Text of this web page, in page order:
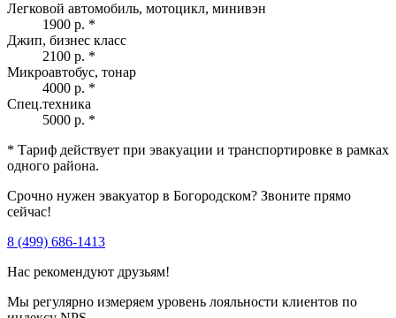
Легковой автомобиль, мотоцикл, минивэн
1900 р. *
Джип, бизнес класс
2100 р. *
Микроавтобус, тонар
4000 р. *
Спец.техника
5000 р. *
* Тариф действует при эвакуации и транспортировке в рамках
одного района.
Срочно нужен эвакуатор в Богородском? Звоните прямо
сейчас!
8 (499) 686-1413
Нас рекомендуют друзьям!
Мы регулярно измеряем уровень лояльности клиентов по